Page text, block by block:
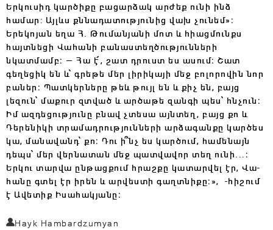
Երկուսիդ կարծիքը բացարձակ արժեք ունի ինձ
համար: Այլևս քննադատությունից վախ չունեմ»։
Երեկոյան եղա Հ․ Թումանյանի մոտ և հիացմունքս
հայտնեցի Վահանի բանաստեղծությունների
նկատմամբ։ — Հա է՜, շատ դրուստ ես ասում։ Շատ
գեղեցիկ են և՝ գրեթե մեր լիրիկայի մեջ բոլորովին նոր
բաներ։ Պատկերները թեև թույլ են և քիչ են, բայց
լեզուն՝ մաքուր զտված և արծաթե զանգի պես՝ հնչուն։
Իմ ազդեցությունը բնավ չտեսա այնտեղ, բայց քո և
Դերենիկի տրամադրությունների արձագանքը կարծես
կա, մանավանդ՝ քո։ Դու ի՞նչ ես կարծում, համենայն
դեպս՝ մեր վերնատան մեջ պատվավոր տեղ ունի..․։
Երկու տարվա ընթացքում հրաշքը կատարվել էր, Վա­
հանը գտել էր իրեն և արվեստի գաղտնիքը։», -հիշում
է Ավետիք Իսահակյանը։
Hayk Hambardzumyan